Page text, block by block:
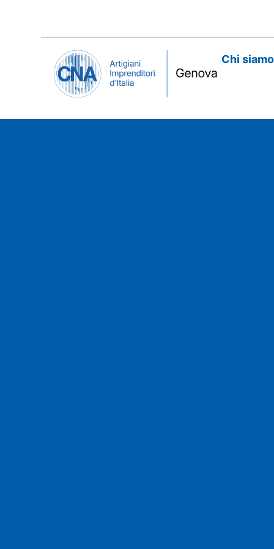
Chi siamo